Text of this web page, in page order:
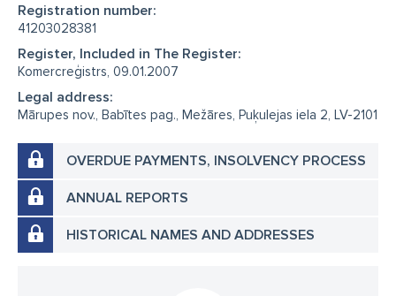
Registration number:
41203028381
Register, Included in The Register:
Komercreģistrs, 09.01.2007
Legal address:
Mārupes nov., Babītes pag., Mežāres, Puķulejas iela 2, LV-2101
OVERDUE PAYMENTS, INSOLVENCY PROCESS
ANNUAL REPORTS
HISTORICAL NAMES AND ADDRESSES